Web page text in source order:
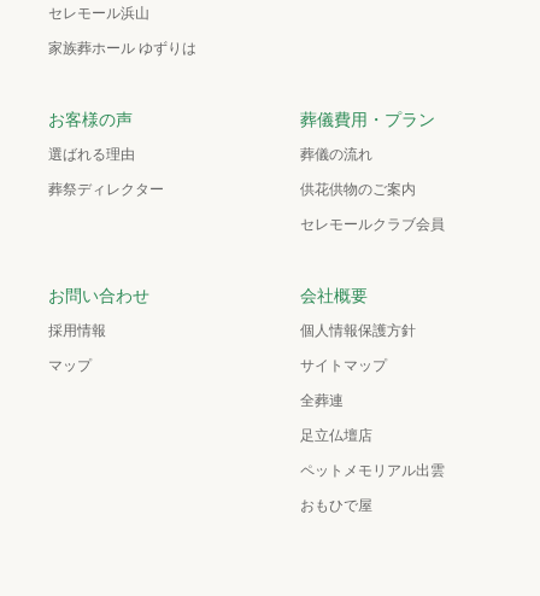
セレモール浜山
家族葬ホール ゆずりは
お客様の声
選ばれる理由
葬祭ディレクター
葬儀費用・プラン
葬儀の流れ
供花供物のご案内
セレモールクラブ会員
お問い合わせ
採用情報
マップ
会社概要
個人情報保護方針
サイトマップ
全葬連
足立仏壇店
ペットメモリアル出雲
おもひで屋